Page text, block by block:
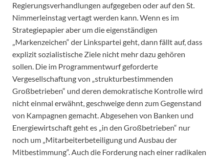
Regierungsverhandlungen aufgegeben oder auf den St.
Nimmerleinstag vertagt werden kann. Wenn es im
Strategiepapier aber um die eigenständigen
„Markenzeichen“ der Linkspartei geht, dann fällt auf, dass
explizit sozialistische Ziele nicht mehr dazu gehören
sollen. Die im Programmentwurf geforderte
Vergesellschaftung von „strukturbestimmenden
Großbetrieben“ und deren demokratische Kontrolle wird
nicht einmal erwähnt, geschweige denn zum Gegenstand
von Kampagnen gemacht. Abgesehen von Banken und
Energiewirtschaft geht es „in den Großbetrieben“ nur
noch um „Mitarbeiterbeteiligung und Ausbau der
Mitbestimmung“. Auch die Forderung nach einer radikalen